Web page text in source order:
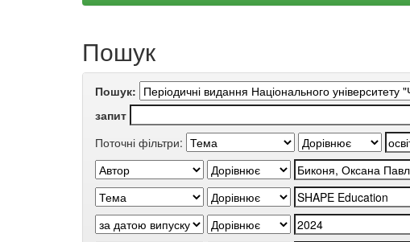
Пошук
Пошук:
запит
Поточні фільтри: